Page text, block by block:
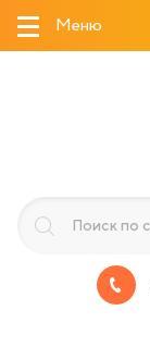
Меню